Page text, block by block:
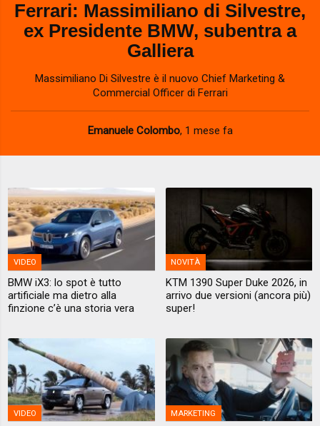
Ferrari: Massimiliano di Silvestre,
ex Presidente BMW, subentra a
Galliera
Massimiliano Di Silvestre è il nuovo Chief Marketing &
Commercial Officer di Ferrari
Emanuele Colombo, 1 mese fa
VIDEO
BMW iX3: lo spot è tutto
artificiale ma dietro alla
finzione c’è una storia vera
NOVITÀ
KTM 1390 Super Duke 2026, in
arrivo due versioni (ancora più)
super!
VIDEO MARKETING